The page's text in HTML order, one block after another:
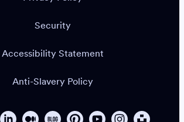
Security
Accessibility Statement
Anti-Slavery Policy